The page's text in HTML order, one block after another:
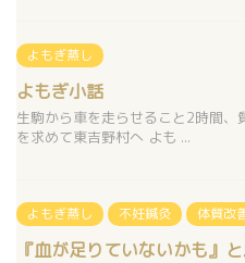
よもぎ蒸し
よもぎ小話
生駒から車を走らせること2時間、
を求めて東吉野村へ よも ...
よもぎ蒸し 不妊鍼灸 体質改
『血が足りていないかも』